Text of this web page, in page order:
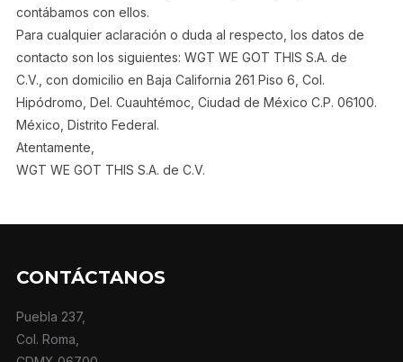
contábamos con ellos.
Para cualquier aclaración o duda al respecto, los datos de
contacto son los siguientes: WGT WE GOT THIS S.A. de
C.V., con domicilio en Baja California 261 Piso 6, Col.
Hipódromo, Del. Cuauhtémoc, Ciudad de México C.P. 06100.
México, Distrito Federal.
Atentamente,
WGT WE GOT THIS S.A. de C.V.
CONTÁCTANOS
Puebla 237,
Col. Roma,